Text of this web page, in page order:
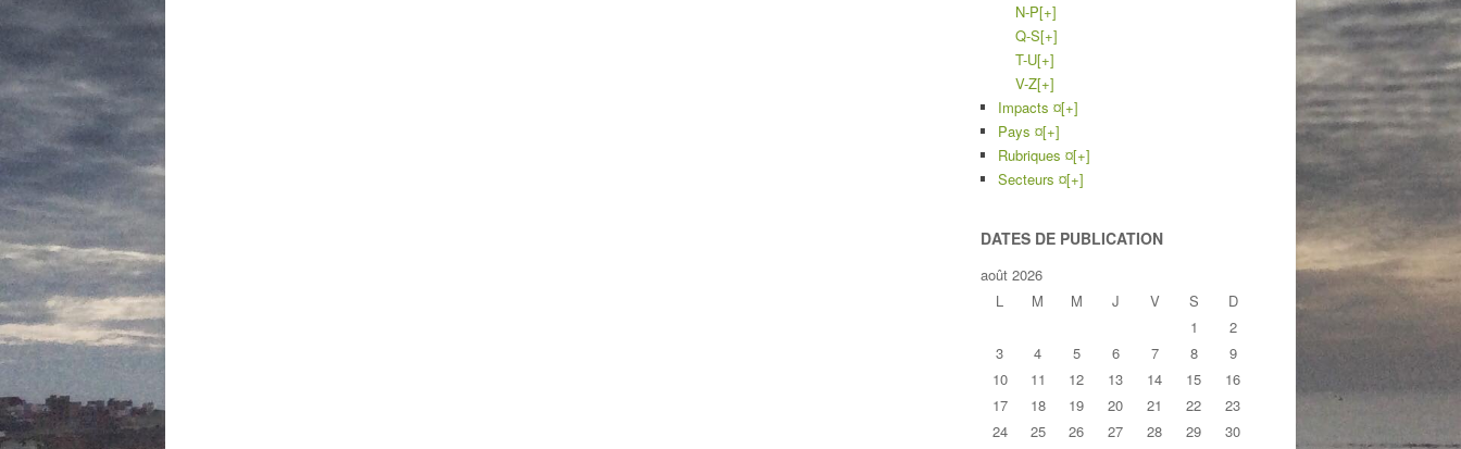
N-P[+]
Q-S[+]
T-U[+]
V-Z[+]
Impacts ¤[+]
Pays ¤[+]
Rubriques ¤[+]
Secteurs ¤[+]
DATES DE PUBLICATION
août 2026
L
M M J V S
D
1
2
3
4 5 6 7 8
9
10
11 12 13 14 15
16
17
18 19 20 21 22
23
24
25 26 27 28 29
30